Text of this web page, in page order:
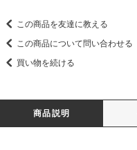
この商品を友達に教える
この商品について問い合わせる
買い物を続ける
商品説明